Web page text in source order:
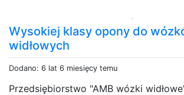
Wysokiej klasy opony do
widłowych
Dodano: 6 lat 6 miesięcy temu
Przedsiębiorstwo "AMB wózki